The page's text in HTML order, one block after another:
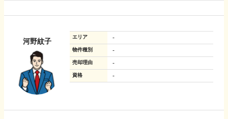
河野紋子
エリア -
物件種別 -
売却理由 -
資格 -